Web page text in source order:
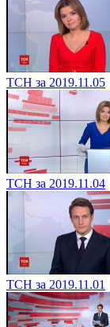
ТСН за 2019.11.05
ТСН за 2019.11.04
ТСН за 2019.11.01